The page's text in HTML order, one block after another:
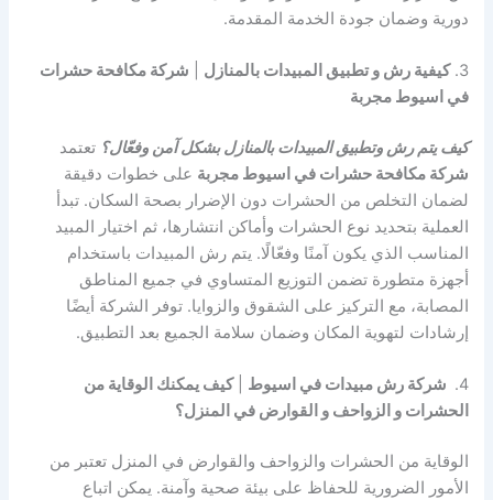
دورية وضمان جودة الخدمة المقدمة.
3. كيفية رش و تطبيق المبيدات بالمنازل
شركة مكافحة حشرات
في اسيوط مجربة
كيف يتم رش وتطبيق المبيدات بالمنازل بشكل آمن وفعّال؟ تعتمد
شركة مكافحة حشرات في اسيوط مجربة على خطوات دقيقة
لضمان التخلص من الحشرات دون الإضرار بصحة السكان. تبدأ
العملية بتحديد نوع الحشرات وأماكن انتشارها، ثم اختيار المبيد
المناسب الذي يكون آمنًا وفعّالًا. يتم رش المبيدات باستخدام
أجهزة متطورة تضمن التوزيع المتساوي في جميع المناطق
المصابة، مع التركيز على الشقوق والزوايا. توفر الشركة أيضًا
إرشادات لتهوية المكان وضمان سلامة الجميع بعد التطبيق.
4. شركة رش مبيدات في اسيوط |كيف يمكنك الوقاية من
الحشرات و الزواحف و القوارض في المنزل؟
الوقاية من الحشرات والزواحف والقوارض في المنزل تعتبر من
الأمور الضرورية للحفاظ على بيئة صحية وآمنة. يمكن اتباع